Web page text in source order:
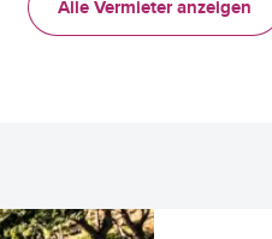
Alle Vermieter anzeigen